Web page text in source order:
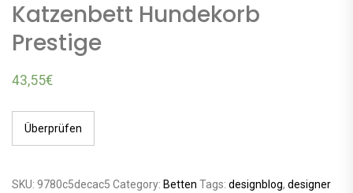
Katzenbett Hundekorb
Prestige
43,55€
Überprüfen
SKU: 9780c5decac5 Category: Betten Tags: designblog, designer